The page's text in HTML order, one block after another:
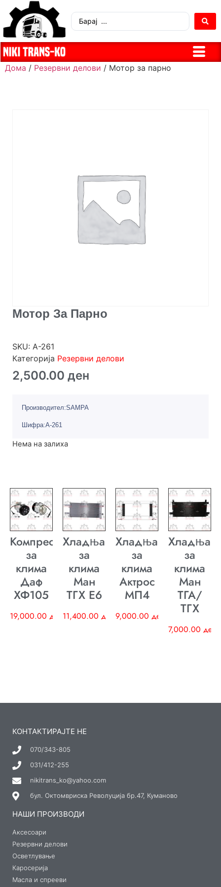
Дома / Резервни делови / Мотор за парно
Мотор За Парно
SKU: А-261
Категорија Резервни делови
2,500.00 ден
Производител:SAMPA
Шифра:А-261
Нема на залиха
Компресор
за
клима
Даф
ХФ105
19,000.00 ден
Хладњак
за
клима
Ман
ТГХ E6
11,400.00 ден
Хладњак
за
клима
Актрос
МП4
9,000.00 ден
Хладњак
за
клима
Ман
ТГА/
ТГХ
7,000.00 ден
КОНТАКТИРАЈТЕ НЕ
070/343-805
031/412-255
nikitrans_ko@yahoo.com
бул. Октомвриска Револуција бр.47, Куманово
НАШИ ПРОИЗВОДИ
Аксесоари
Резервни делови
Осветлување
Каросерија
Масла и спрееви